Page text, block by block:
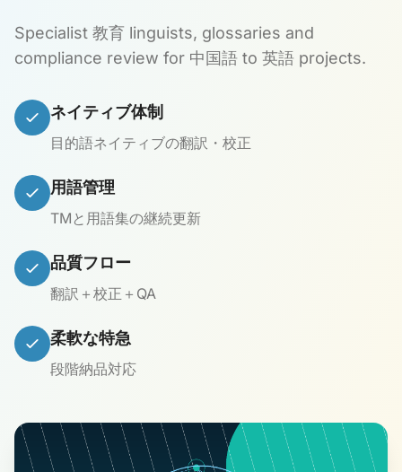
Specialist 教育 linguists, glossaries and
compliance review for 中国語 to 英語 projects.
ネイティブ体制
目的語ネイティブの翻訳・校正
用語管理
TMと用語集の継続更新
品質フロー
翻訳＋校正＋QA
柔軟な特急
段階納品対応